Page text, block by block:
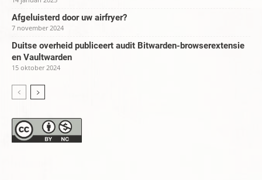
Afgeluisterd door uw airfryer?
7 november 2024
Duitse overheid publiceert audit Bitwarden-browserextensie
en Vaultwarden
15 oktober 2024